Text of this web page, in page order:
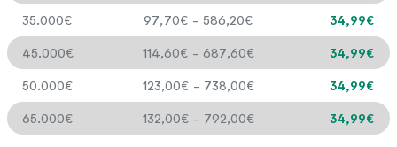
35.000€ 97,70€ - 586,20€ 34,99€
45.000€ 114,60€ - 687,60€ 34,99€
50.000€ 123,00€ - 738,00€ 34,99€
65.000€ 132,00€ - 792,00€ 34,99€